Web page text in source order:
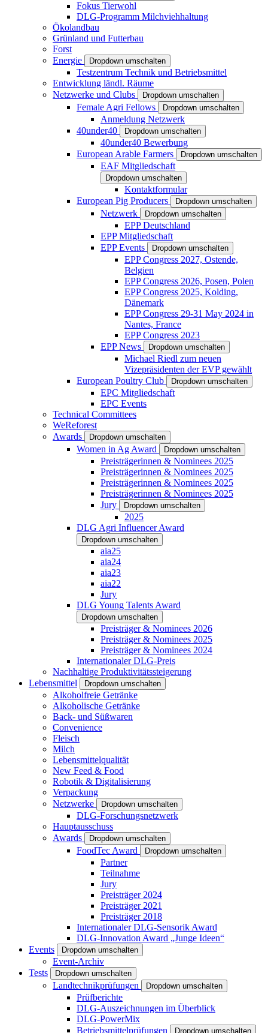
Fokus Tierwohl
DLG-Programm Milchviehhaltung
Ökolandbau
Grünland und Futterbau
Forst
Energie
Dropdown umschalten
Testzentrum Technik und Betriebsmittel
Entwicklung ländl. Räume
Netzwerke und Clubs
Dropdown umschalten
Female Agri Fellows Dropdown umschalten
Anmeldung Netzwerk
40under40
Dropdown umschalten
40under40 Bewerbung
European Arable Farmers
Dropdown umschalten
EAF Mitgliedschaft
Dropdown umschalten
Kontaktformular
European Pig Producers
Dropdown umschalten
Netzwerk Dropdown umschalten
EPP Deutschland
EPP Mitgliedschaft
EPP Events
Dropdown umschalten
EPP Congress 2027, Ostende,
Belgien
EPP Congress 2026, Posen, Polen
EPP Congress 2025, Kolding,
Dänemark
EPP Congress 29-31 May 2024 in
Nantes, France
EPP Congress 2023
EPP News
Dropdown umschalten
Michael Riedl zum neuen
Vizepräsidenten der EVP gewählt
European Poultry Club
Dropdown umschalten
EPC Mitgliedschaft
EPC Events
Technical Committees
WeReforest
Awards
Dropdown umschalten
Women in Ag Award Dropdown umschalten
Preisträgerinnen & Nominees 2025
Preisträgerinnen & Nominees 2025
Preisträgerinnen & Nominees 2025
Preisträgerinnen & Nominees 2025
Jury
Dropdown umschalten
2025
DLG Agri Influencer Award
Dropdown umschalten
aia25
aia24
aia23
aia22
Jury
DLG Young Talents Award
Dropdown umschalten
Preisträger & Nominees 2026
Preisträger & Nominees 2025
Preisträger & Nominees 2024
Internationaler DLG-Preis
Nachhaltige Produktivitätssteigerung
Lebensmittel
Dropdown umschalten
Alkoholfreie Getränke
Alkoholische Getränke
Back- und Süßwaren
Convenience
Fleisch
Milch
Lebensmittelqualität
New Feed & Food
Robotik & Digitalisierung
Verpackung
Netzwerke
Dropdown umschalten
DLG-Forschungsnetzwerk
Hauptausschuss
Awards
Dropdown umschalten
FoodTec Award Dropdown umschalten
Partner
Teilnahme
Jury
Preisträger 2024
Preisträger 2021
Preisträger 2018
Internationaler DLG-Sensorik Award
DLG-Innovation Award „Junge Ideen“
Events
Dropdown umschalten
Event-Archiv
Tests
Dropdown umschalten
Landtechnikprüfungen Dropdown umschalten
Prüfberichte
DLG-Auszeichnungen im Überblick
DLG-PowerMix
Betriebsmittelprüfungen
Dropdown umschalten